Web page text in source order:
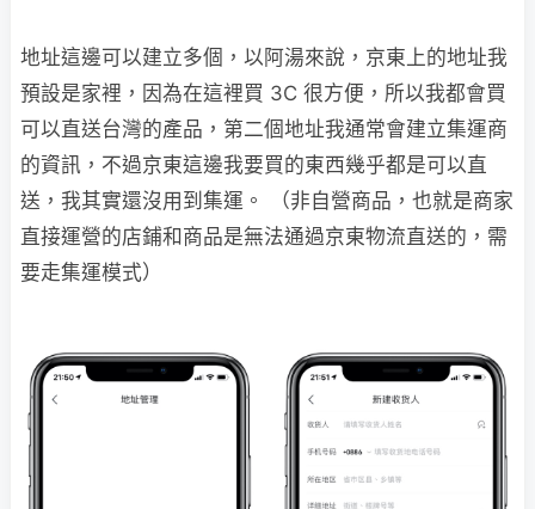
地址這邊可以建立多個，以阿湯來說，京東上的地址我
預設是家裡，因為在這裡買 3C 很方便，所以我都會買
可以直送台灣的產品，第二個地址我通常會建立集運商
的資訊，不過京東這邊我要買的東西幾乎都是可以直
送，我其實還沒用到集運。 （非自營商品，也就是商家
直接運營的店鋪和商品是無法通過京東物流直送的，需
要走集運模式）